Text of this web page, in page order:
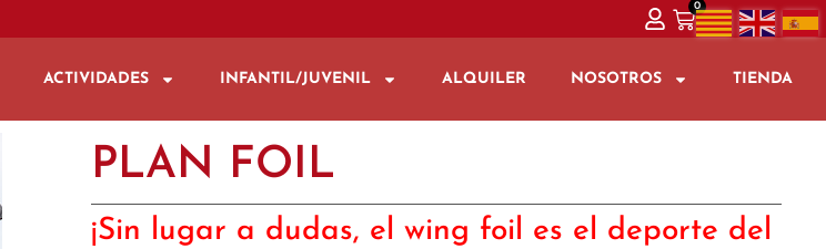
0
ACTIVIDADES INFANTIL/JUVENIL ALQUILER NOSOTROS TIENDA
PLAN FOIL
¡Sin lugar a dudas, el wing foil es el deporte del